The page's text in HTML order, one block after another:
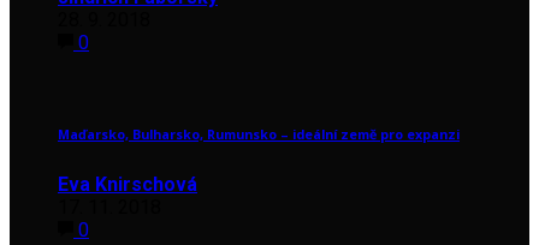
0
Maďarsko, Bulharsko, Rumunsko – ideální země pro expanzi
Eva Knirschová
0